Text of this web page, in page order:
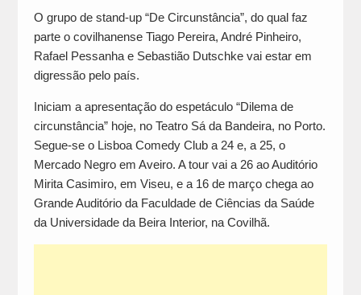
O grupo de stand-up “De Circunstância”, do qual faz
parte o covilhanense Tiago Pereira, André Pinheiro,
Rafael Pessanha e Sebastião Dutschke vai estar em
digressão pelo país.
Iniciam a apresentação do espetáculo “Dilema de
circunstância” hoje, no Teatro Sá da Bandeira, no Porto.
Segue-se o Lisboa Comedy Club a 24 e, a 25, o
Mercado Negro em Aveiro. A tour vai a 26 ao Auditório
Mirita Casimiro, em Viseu, e a 16 de março chega ao
Grande Auditório da Faculdade de Ciências da Saúde
da Universidade da Beira Interior, na Covilhã.